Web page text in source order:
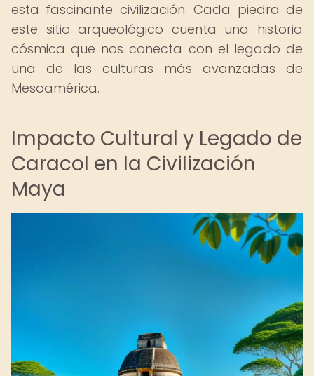
esta fascinante civilización. Cada piedra de
este sitio arqueológico cuenta una historia
cósmica que nos conecta con el legado de
una de las culturas más avanzadas de
Mesoamérica.
Impacto Cultural y Legado de
Caracol en la Civilización
Maya